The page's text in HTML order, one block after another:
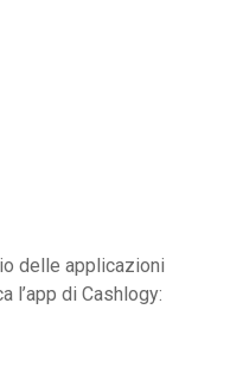
delle applicazioni
l’app di Cashlogy: